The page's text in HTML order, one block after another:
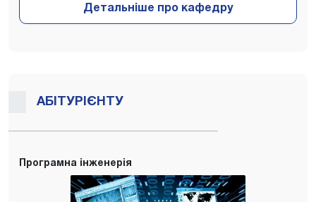
АБІТУРІЄНТУ
Програмна інженерія